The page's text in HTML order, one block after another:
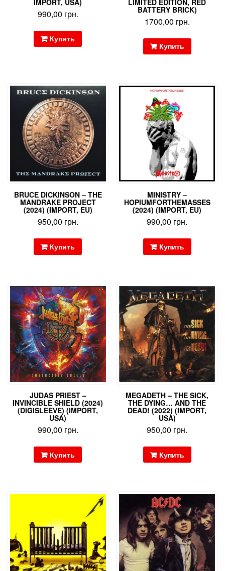
990,00 грн.
Купить
BATTERY BRICK)
1700,00 грн.
Купить
BRUCE DICKINSON – THE
MANDRAKE PROJECT
(2024) (IMPORT, EU)
950,00 грн.
Купить
MINISTRY –
HOPIUMFORTHEMASSES
(2024) (IMPORT, EU)
990,00 грн.
Купить
JUDAS PRIEST –
INVINCIBLE SHIELD (2024)
(DIGISLEEVE) (IMPORT,
USA)
990,00 грн.
Купить
MEGADETH – THE SICK,
THE DYING… AND THE
DEAD! (2022) (IMPORT,
USA)
950,00 грн.
Купить